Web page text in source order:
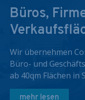
Büros,
Wir übernehmen
Büro- und
ab 40qm Flächen in
mehr lesen